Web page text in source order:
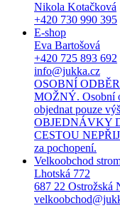
Nikola Kotačková
+420 730 990 395
E-shop
Eva Bartošová
+420 725 893 692
info@jukka.cz
OSOBNÍ
MOŽNÝ. Osobní
objednat pouze
OBJEDNÁVKY
CESTOU
za pochopení.
Velkoobchod
Lhotská 772
687 22 Ostrožská